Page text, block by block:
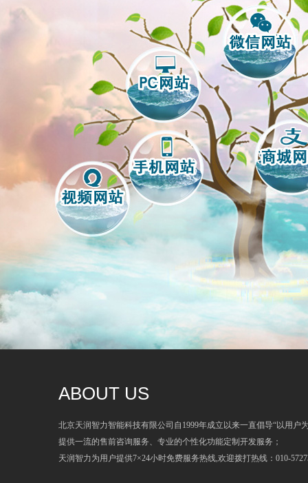
ABOUT US
北京天润智力智能科技有限公司自1999年成立以来一直倡导“以用户
提供一流的售前咨询服务、专业的个性化功能定制开发服务；
天润智力为用户提供7×24小时免费服务热线,欢迎拨打热线：010-